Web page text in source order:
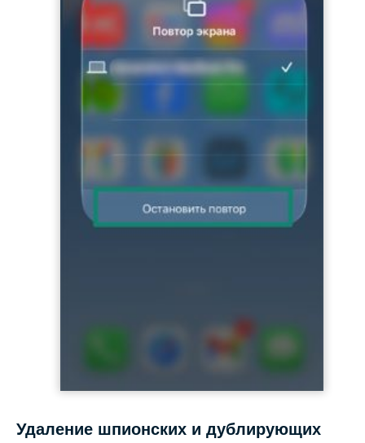
Удаление шпионских и дублирующих